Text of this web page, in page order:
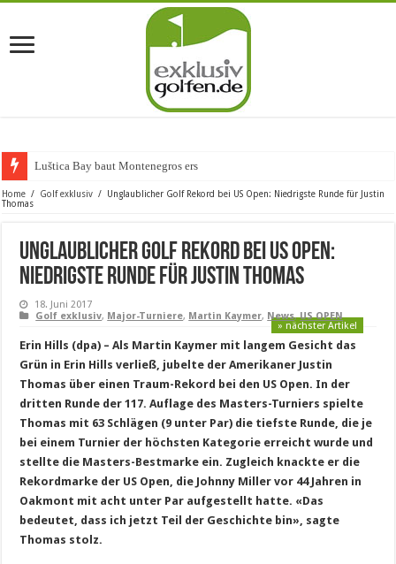
Luštica Bay baut Montenegros erste Golf-C
Home / Golf exklusiv /
Unglaublicher Golf Rekord bei US Open: Niedrigste Runde für Justin
Thomas
Unglaublicher Golf Rekord bei US Open:
Niedrigste Runde für Justin Thomas
18. Juni 2017
Golf exklusiv, Major-Turniere, Martin Kaymer, News,US OPEN
» nächster Artikel
Erin Hills (dpa) – Als Martin Kaymer mit langem Gesicht das
Grün in Erin Hills verließ, jubelte der Amerikaner Justin
Thomas über einen Traum-Rekord bei den US Open. In der
dritten Runde der 117. Auflage des Masters-Turniers spielte
Thomas mit 63 Schlägen (9 unter Par) die tiefste Runde, die je
bei einem Turnier der höchsten Kategorie erreicht wurde und
stellte die Masters-Bestmarke ein. Zugleich knackte er die
Rekordmarke der US Open, die Johnny Miller vor 44 Jahren in
Oakmont mit acht unter Par aufgestellt hatte. «Das
bedeutet, dass ich jetzt Teil der Geschichte bin», sagte
Thomas stolz.